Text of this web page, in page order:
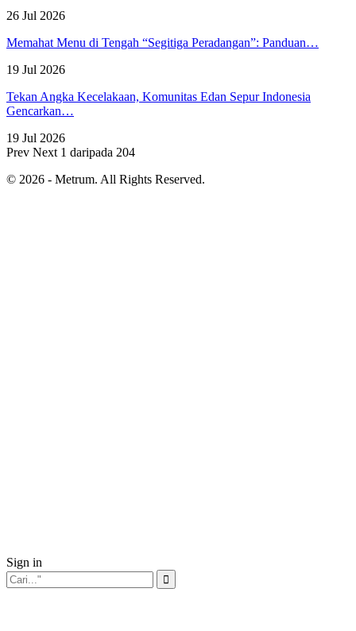
26 Jul 2026
Memahat Menu di Tengah “Segitiga Peradangan”: Panduan…
19 Jul 2026
Tekan Angka Kecelakaan, Komunitas Edan Sepur Indonesia
Gencarkan…
19 Jul 2026
Prev Next 1 daripada 204
© 2026 - Metrum. All Rights Reserved.
Sign in